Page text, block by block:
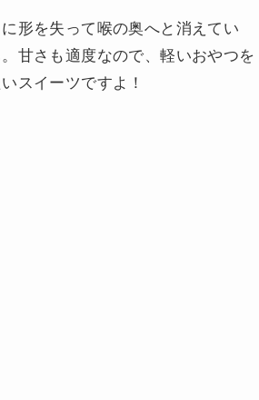
形を失って喉の奥へと消えてい
甘さも適度なので、軽いおやつを
スイーツですよ！